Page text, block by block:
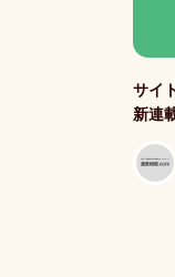
サイ
新連